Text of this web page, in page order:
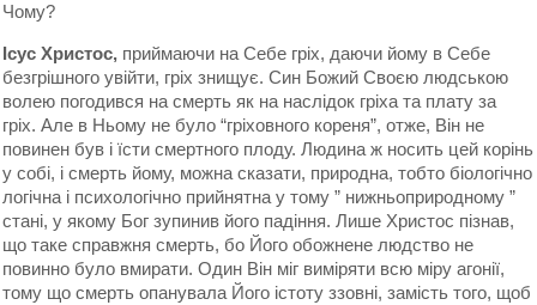
Чому?
Ісус Христос, приймаючи на Себе гріх, даючи йому в Себе
безгрішного увійти, гріх знищує. Син Божий Своєю людською
волею погодився на смерть як на наслідок гріха та плату за
гріх. Але в Ньому не було “гріховного кореня”, отже, Він не
повинен був і їсти смертного плоду. Людина ж носить цей корінь
у собі, і смерть йому, можна сказати, природна, тобто біологічно
логічна і психологічно прийнятна у тому ” нижньоприродному ”
стані, у якому Бог зупинив його падіння. Лише Христос пізнав,
що таке справжня смерть, бо Його обожнене людство не
повинно було вмирати. Один Він міг виміряти всю міру агонії,
тому що смерть опанувала Його істоту ззовні, замість того, щоб